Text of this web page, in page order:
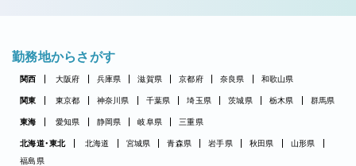
勤務地からさがす
関西 大阪府 兵庫県 滋賀県 京都府 奈良県 和歌山県
関東 東京都 神奈川県 千葉県 埼玉県 茨城県 栃木県 群馬県
東海 愛知県 静岡県 岐阜県 三重県
北海道・東北 北海道 宮城県 青森県 岩手県 秋田県
山形県
福島県